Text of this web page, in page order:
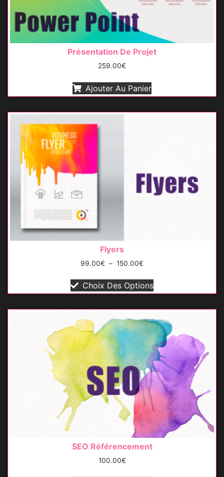
Présentation De Projet
259.00€
Ajouter Au Panier
Flyers
99.00€ – 150.00€
Choix Des Options
SEO Référencement
100.00€